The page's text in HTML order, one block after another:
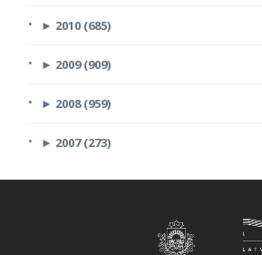
► 2010 (685)
► 2009 (909)
► 2008 (959)
► 2007 (273)